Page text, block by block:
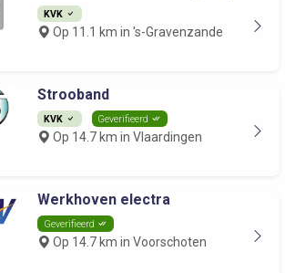
KVK
Op 11.1 km in 's-Gravenzande
Strooband
KVK Geverifieerd
Op 14.7 km in Vlaardingen
Werkhoven electra
Geverifieerd
Op 14.7 km in Voorschoten